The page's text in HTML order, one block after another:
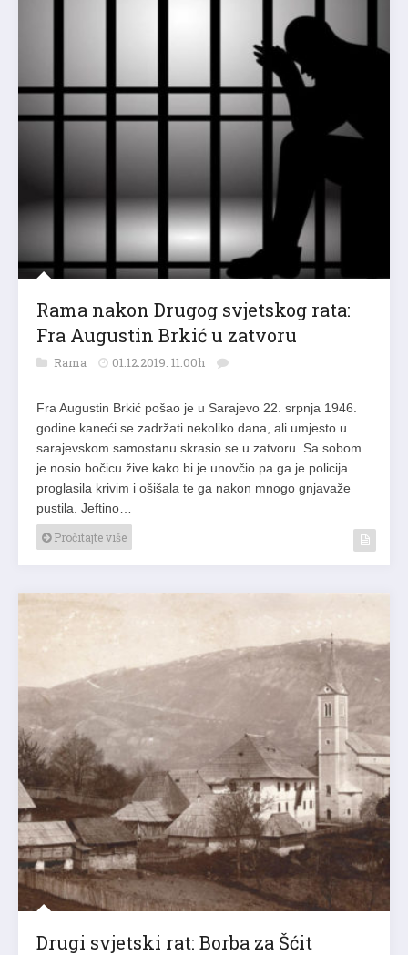
Rama nakon Drugog svjetskog rata:
Fra Augustin Brkić u zatvoru
Rama 01.12.2019. 11:00h
Fra Augustin Brkić pošao je u Sarajevo 22. srpnja 1946.
godine kaneći se zadržati nekoliko dana, ali umjesto u
sarajevskom samostanu skrasio se u zatvoru. Sa sobom
je nosio bočicu žive kako bi je unovčio pa ga je policija
proglasila krivim i ošišala te ga nakon mnogo gnjavaže
pustila. Jeftino…
Pročitajte više
Drugi svjetski rat: Borba za Šćit